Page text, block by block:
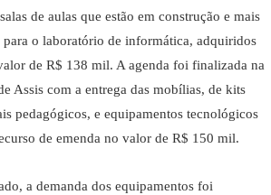
de aulas que estão em construção e mais
para o laboratório de informática, adquiridos
de R$ 138 mil. A agenda foi finalizada na
Assis com a entrega das mobílias, de kits
pedagógicos, e equipamentos tecnológicos
de emenda no valor de R$ 150 mil.
a demanda dos equipamentos foi